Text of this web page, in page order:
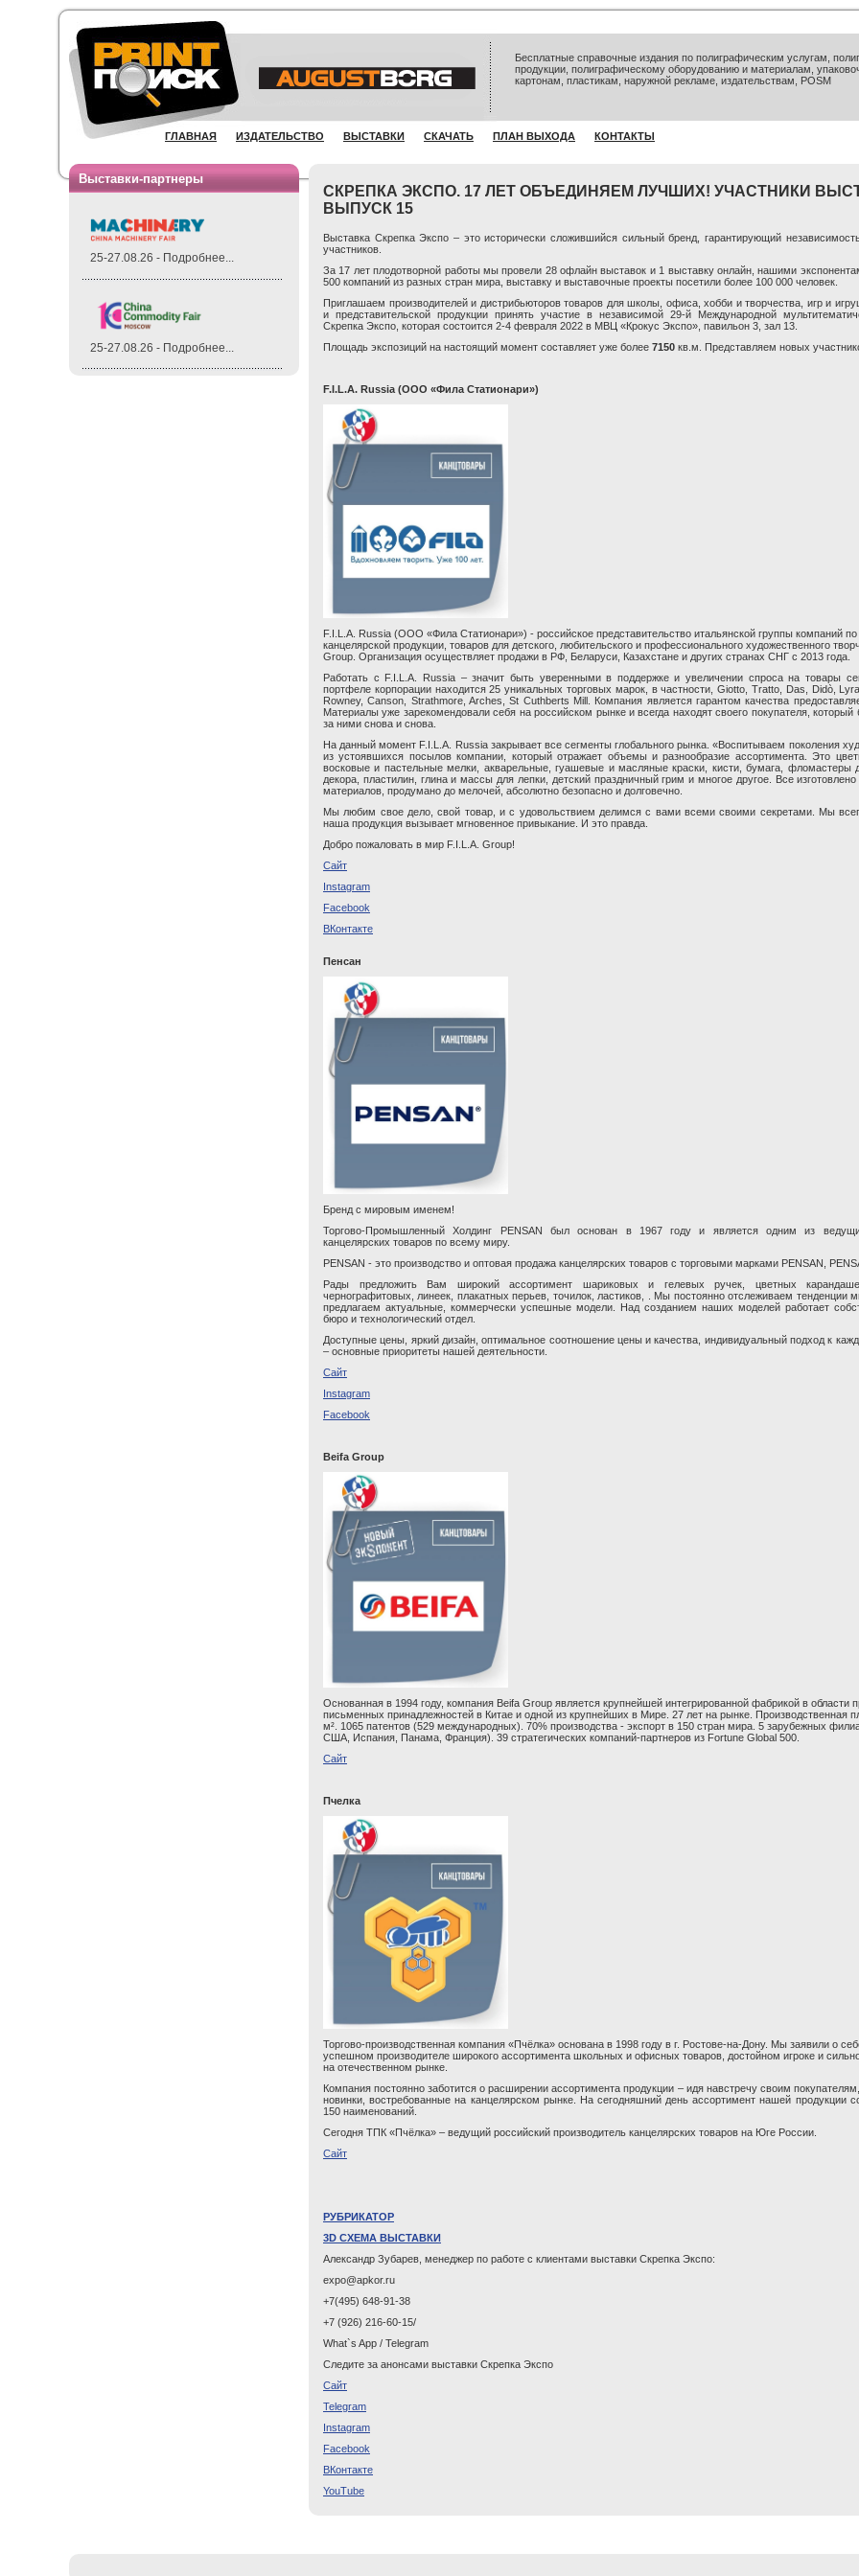
Бесплатные справочные издания по полиграфическим услугам,
продукции, полиграфическому оборудованию и материалам,
картонам, пластикам, наружной рекламе, издательствам, POSM
ГЛАВНАЯ ИЗДАТЕЛЬСТВО ВЫСТАВКИ СКАЧАТЬ ПЛАН ВЫХОДА КОНТАКТЫ
Выставки-партнеры
25-27.08.26 - Подробнее...
25-27.08.26 - Подробнее...
СКРЕПКА ЭКСПО. 17 ЛЕТ ОБЪЕДИНЯЕМ ЛУЧШИХ! УЧАСТНИКИ
ВЫПУСК 15
Выставка Скрепка Экспо – это исторически сложившийся сильный бренд, гарантирующий
участников.
За 17 лет плодотворной работы мы провели 28 офлайн выставок и 1 выставку онлайн, нашими
500 компаний из разных стран мира, выставку и выставочные проекты посетили более 100 000 человек.
Приглашаем производителей и дистрибьюторов товаров для школы, офиса, хобби и творчества, игр и
и представительской продукции принять участие в независимой 29-й Международной
Скрепка Экспо, которая состоится 2-4 февраля 2022 в МВЦ «Крокус Экспо», павильон 3, зал 13.
Площадь экспозиций на настоящий момент составляет уже более 7150 кв.м. Представляем новых
F.I.L.A. Russia (ООО «Фила Статионари»)
F.I.L.A. Russia (ООО «Фила Статионари») - российское представительство итальянской группы компаний по
канцелярской продукции, товаров для детского, любительского и профессионального художественного
Group. Организация осуществляет продажи в РФ, Беларуси, Казахстане и других странах СНГ с 2013 года.
Работать с F.I.L.A. Russia – значит быть уверенными в поддержке и увеличении спроса на товары
портфеле корпорации находится 25 уникальных торговых марок, в частности, Giotto, Tratto, Das, Didò,
Rowney, Canson, Strathmore, Arches, St Cuthberts Mill. Компания является гарантом качества
Материалы уже зарекомендовали себя на российском рынке и всегда находят своего покупателя, который
за ними снова и снова.
На данный момент F.I.L.A. Russia закрывает все сегменты глобального рынка. «Воспитываем поколения
из устоявшихся посылов компании, который отражает объемы и разнообразие ассортимента. Это
восковые и пастельные мелки, акварельные, гуашевые и масляные краски, кисти, бумага, фломастеры
декора, пластилин, глина и массы для лепки, детский праздничный грим и многое другое. Все
материалов, продумано до мелочей, абсолютно безопасно и долговечно.
Мы любим свое дело, свой товар, и с удовольствием делимся с вами всеми своими секретами. Мы
наша продукция вызывает мгновенное привыкание. И это правда.
Добро пожаловать в мир F.I.L.A. Group!
Cайт
Instagram
Facebook
ВКонтакте
Пенсан
Бренд с мировым именем!
Торгово-Промышленный Холдинг PENSAN был основан в 1967 году и является одним из
канцелярских товаров по всему миру.
PENSAN - это производство и оптовая продажа канцелярских товаров с торговыми марками PENSAN,
Рады предложить Вам широкий ассортимент шариковых и гелевых ручек, цветных
чернографитовых, линеек, плакатных перьев, точилок, ластиков, . Мы постоянно отслеживаем тенденции
предлагаем актуальные, коммерчески успешные модели. Над созданием наших моделей работает
бюро и технологический отдел.
Доступные цены, яркий дизайн, оптимальное соотношение цены и качества, индивидуальный подход к
– основные приоритеты нашей деятельности.
Cайт
Instagram
Facebook
Beifa Group
Основанная в 1994 году, компания Beifa Group является крупнейшей интегрированной фабрикой в области
письменных принадлежностей в Китае и одной из крупнейших в Мире. 27 лет на рынке. Производственная
м². 1065 патентов (529 международных). 70% производства - экспорт в 150 стран мира. 5 зарубежных
США, Испания, Панама, Франция). 39 стратегических компаний-партнеров из Fortune Global 500.
Cайт
Пчелка
Торгово-производственная компания «Пчёлка» основана в 1998 году в г. Ростове-на-Дону. Мы заявили о
успешном производителе широкого ассортимента школьных и офисных товаров, достойном игроке и
на отечественном рынке.
Компания постоянно заботится о расширении ассортимента продукции – идя навстречу своим
новинки, востребованные на канцелярском рынке. На сегодняшний день ассортимент нашей продукции
150 наименований.
Сегодня ТПК «Пчёлка» – ведущий российский производитель канцелярских товаров на Юге России.
Cайт
РУБРИКАТОР
3D СХЕМА ВЫСТАВКИ
Александр Зубарев, менеджер по работе с клиентами выставки Скрепка Экспо:
expo@apkor.ru
+7(495) 648-91-38
+7 (926) 216-60-15/
What`s App / Telegram
Следите за анонсами выставки Скрепка Экспо
Cайт
Telegram
Instagram
Facebook
ВКонтакте
YouTube